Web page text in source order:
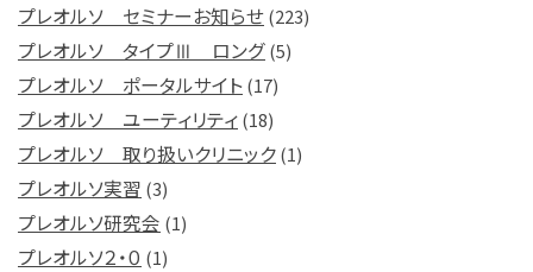
プレオルソ セミナーお知らせ(223)
プレオルソ タイプⅢ ロング(5)
プレオルソ ポータルサイト(17)
プレオルソ ユーティリティ(18)
プレオルソ 取り扱いクリニック(1)
プレオルソ実習 (3)
プレオルソ研究会 (1)
プレオルソ２・０ (1)